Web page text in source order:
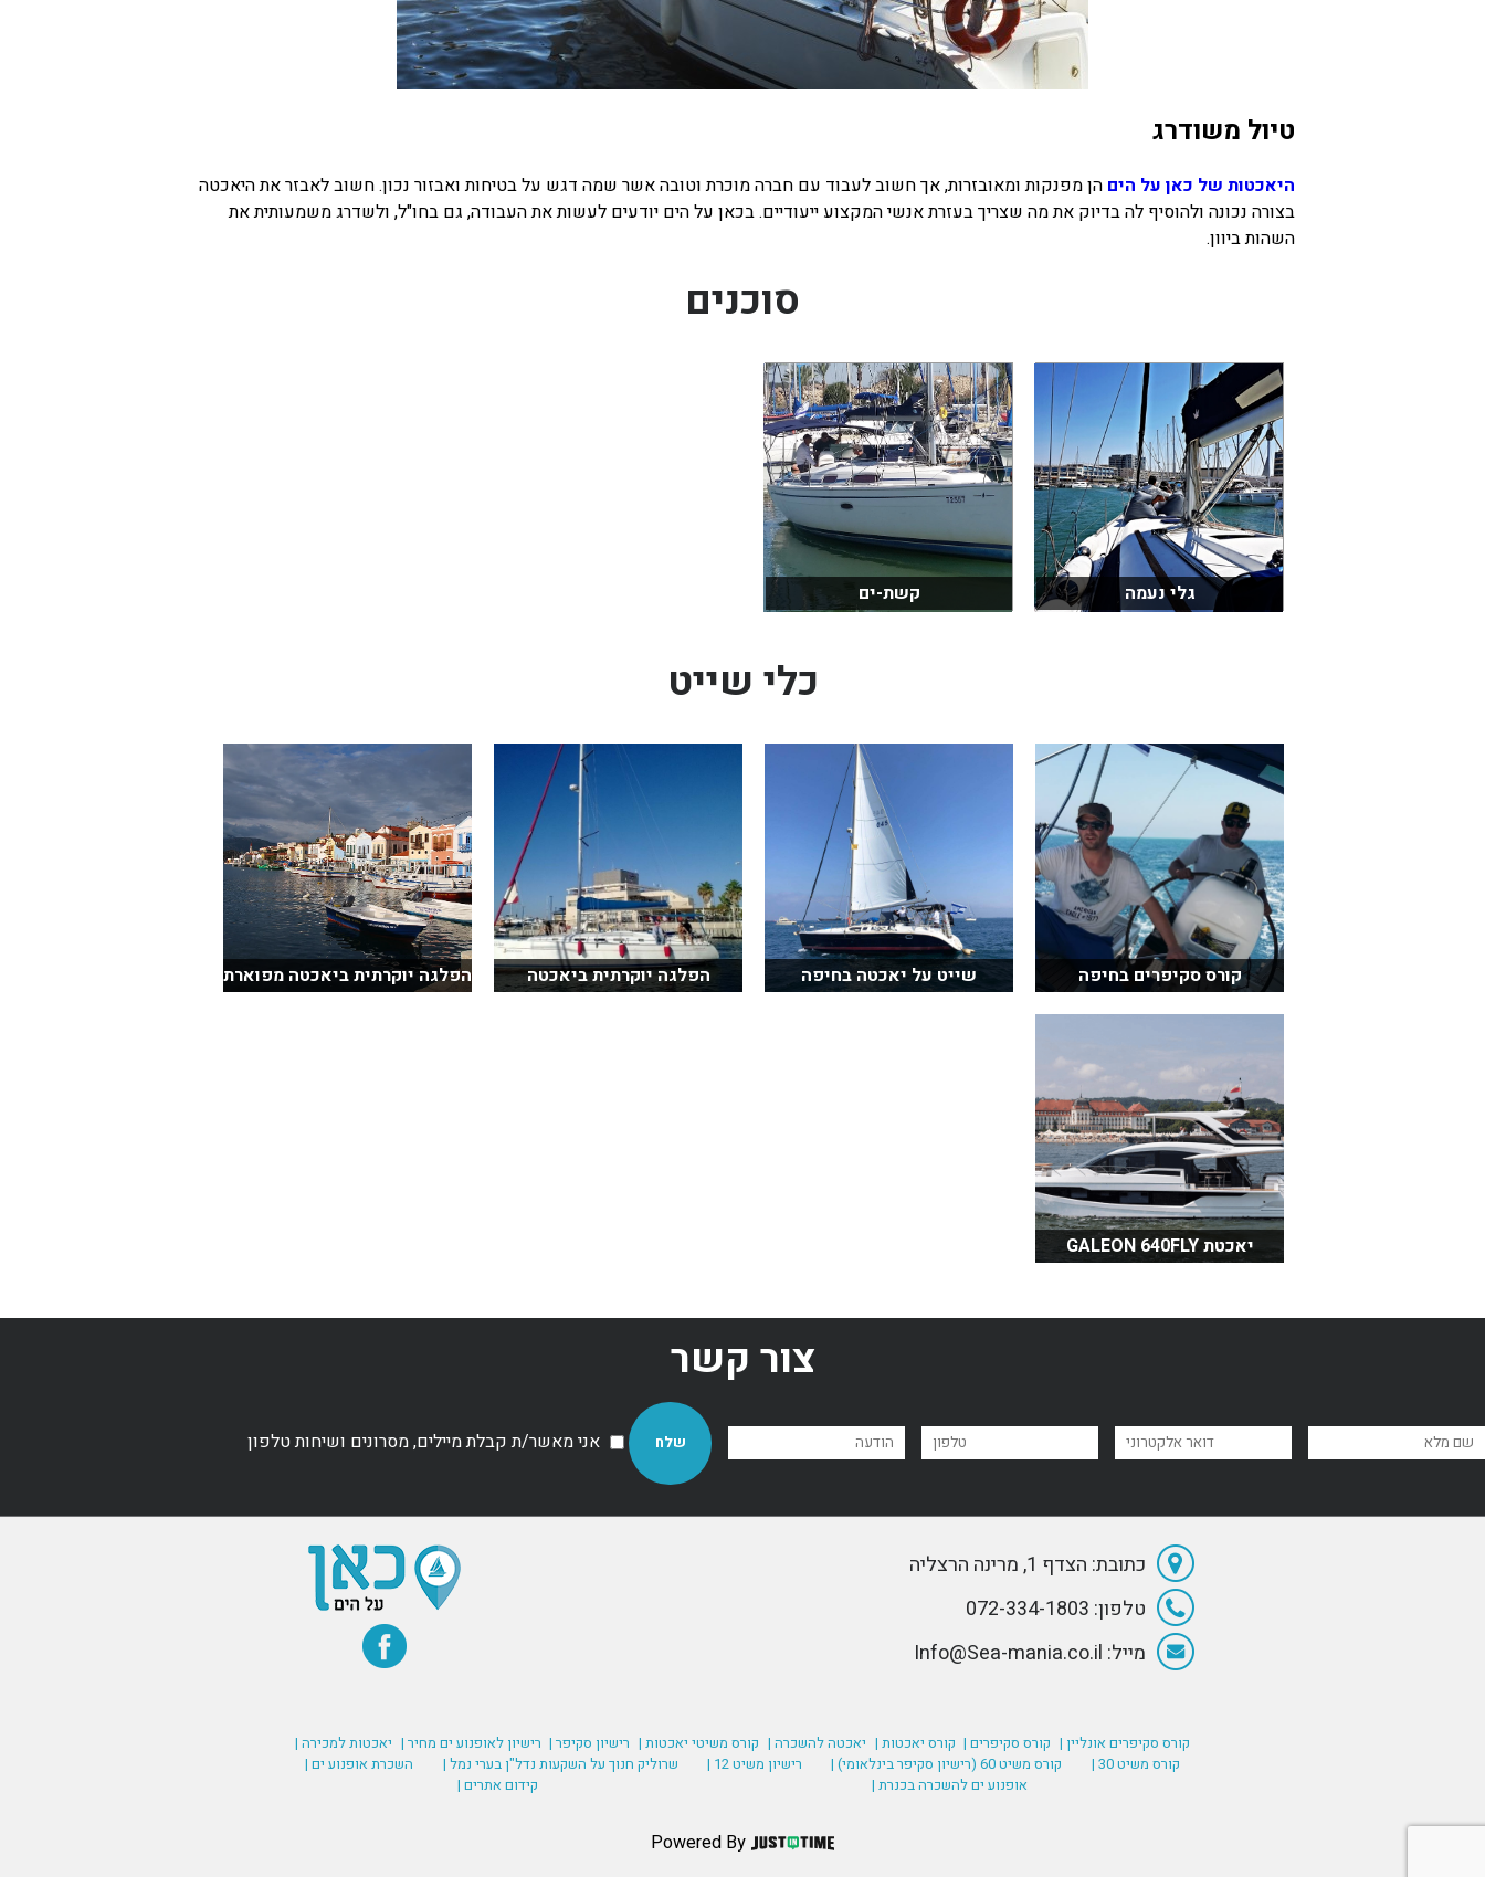
טיול משודרג
היאכטות של כאן על הים הן מפנקות ומאובזרות, אך חשוב לעבוד עם חברה מוכרת וטובה אשר שמה דגש על בטיחות ואבזור נכון. חשוב לאבזר את היאכטה
בצורה נכונה ולהוסיף לה בדיוק את מה שצריך בעזרת אנשי המקצוע ייעודיים. בכאן על הים יודעים לעשות את העבודה, גם בחו"ל, ולשדרג משמעותית את
השהות ביוון.
סוכנים
גלי נעמה קשת-ים
כלי שייט
קורס סקיפרים בחיפה שייט על יאכטה בחיפה הפלגה יוקרתית ביאכטה הפלגה יוקרתית ביאכטה מפוארת
יאכטת GALEON 640FLY
צור קשר
אני מאשר/ת קבלת מיילים, מסרונים ושיחות טלפון
כתובת: הצדף 1, מרינה הרצליה
טלפון: 072-334-1803
מייל: Info@Sea-mania.co.il
קורס סקיפרים אונליין | קורס סקיפרים | קורס יאכטות | יאכטה להשכרה | קורס משיטי יאכטות | רישיון סקיפר | רישיון לאופנוע ים מחיר | יאכטות למכירה |
קורס משיט 30 |
קורס משיט 60 (רישיון סקיפר בינלאומי) | רישיון משיט 12 | שרוליק חנוך על השקעות נדל"ן בערי נמל |
השכרת אופנוע ים |
אופנוע ים להשכרה בכנרת |
קידום אתרים |
Powered By